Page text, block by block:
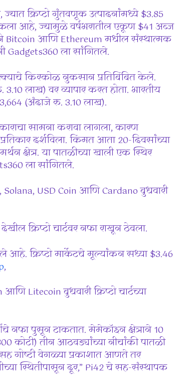
क्रिप्टो गुंतवणूक उत्पादनांमध्ये $3.85
आहे, ज्यामुळे वर्षभरातील एकूण $41 अब्ज
Bitcoin आणि Ethereum मधील संस्थात्मक
Gadgets360 ला सांगितले.
किरकोळ नुकसान प्रतिबिंबित केले.
लाख) वर व्यापार करत होता. भारतीय
(अंदाजे रु. 3.10 लाख).
सामना करावा लागला, कारण
दर्शविला. किंमत आता 20-दिवसांच्या
क्षेत्र. या पातळीच्या खाली एक स्थिर
ला सांगितले.
Solana, USD Coin आणि Cardano बुधवारी
क्रिप्टो चार्टवर नफा राखून ठेवला.
आहे. क्रिप्टो मार्केटचे मूल्यांकन सध्या $3.46
,
Litecoin बुधवारी क्रिप्टो चार्टच्या
नफा पुसून टाकतात. मेमेकॉइन क्षेत्राने 10
कोटी) तीन आठवड्यांच्या नीचांकी पातळी
गोष्टी वेगळ्या प्रकाशात आणते तर
स्थितीपासून दूर,” Pi42 चे सह-संस्थापक